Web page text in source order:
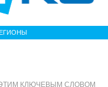
КЛЮЧЕВЫМ СЛОВОМ